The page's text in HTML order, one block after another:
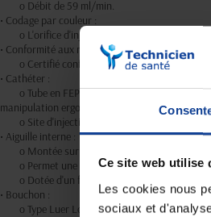
Ce site web utilise
Les cookies nous
sociaux et
o Débit de 59 ml/min.
• Codage par couleur :
o L'orifice d'injection est codé couleur
• Conformité aux normes internationales :
o Certifié conforme aux normes ISO 9626 et
• Cathéter :
o Tube en FEP radio-opaque, monté sur
manipulation ergonomique.
o Site d'injection muni d'un bouchon codé
• Aiguille interne :
o Montée sur une base Luer 6%
o Permet une visualisation immédiate du
o Dotée d'un filtre hydrophobe amovible
• Bouchon :
o Type Luer Lock, blanc opaque, pour une